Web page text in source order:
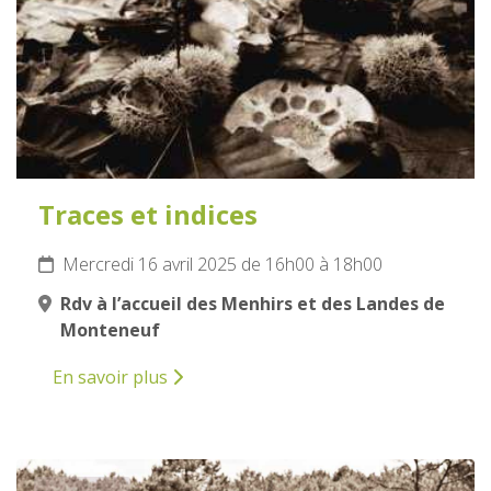
Traces et indices
Mercredi 16 avril 2025 de 16h00 à 18h00
Rdv à l’accueil des Menhirs et des Landes de
Monteneuf
En savoir plus